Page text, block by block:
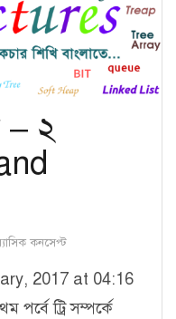
– ২
কনসেপ্ট
2017 at 04:16
পর্বে ট্রি সম্পর্কে